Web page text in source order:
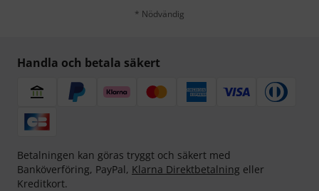
* Nödvändig
Handla och betala säkert
Betalningen kan göras tryggt och säkert med
Banköverföring, PayPal, Klarna Direktbetalning eller
Kreditkort.